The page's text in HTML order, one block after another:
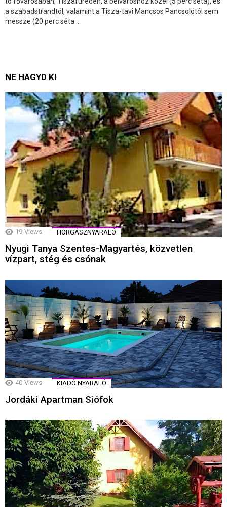
a szabadstrandtól, valamint a Tisza-tavi Mancsos Pancsolótól sem
messze (20 perc séta ...
NE HAGYD KI
19 Views HORGÁSZNYARALÓ
Nyugi Tanya Szentes-Magyartés, közvetlen
vízpart, stég és csónak
40 Views KIADÓ NYARALÓ
Jordáki Apartman Siófok